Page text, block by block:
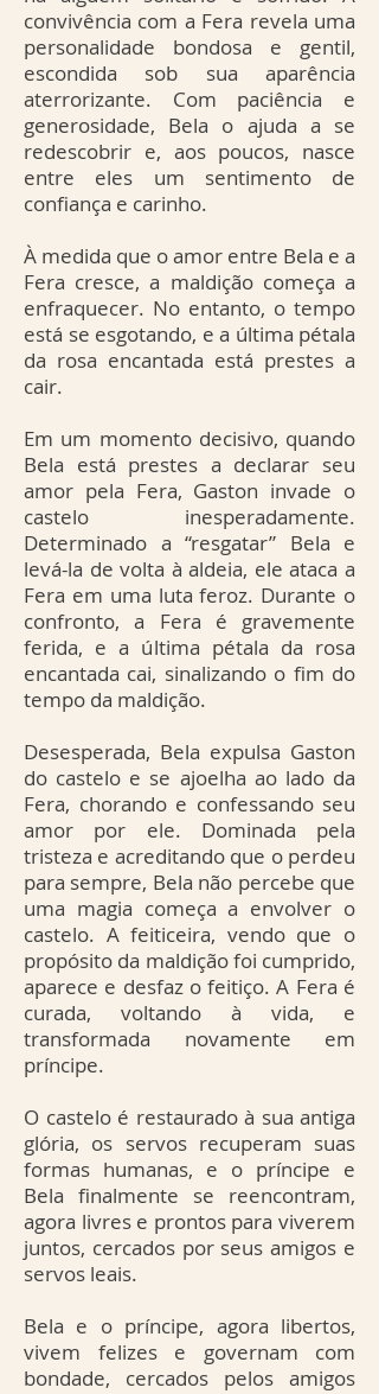
convivência com a Fera revela uma
personalidade bondosa e gentil,
escondida sob sua aparência
aterrorizante. Com paciência e
generosidade, Bela o ajuda a se
redescobrir e, aos poucos, nasce
entre eles um sentimento de
confiança e carinho.
À medida que o amor entre Bela e a
Fera cresce, a maldição começa a
enfraquecer. No entanto, o tempo
está se esgotando, e a última pétala
da rosa encantada está prestes a
cair.
Em um momento decisivo, quando
Bela está prestes a declarar seu
amor pela Fera, Gaston invade o
castelo inesperadamente.
Determinado a “resgatar” Bela e
levá-la de volta à aldeia, ele ataca a
Fera em uma luta feroz. Durante o
confronto, a Fera é gravemente
ferida, e a última pétala da rosa
encantada cai, sinalizando o fim do
tempo da maldição.
Desesperada, Bela expulsa Gaston
do castelo e se ajoelha ao lado da
Fera, chorando e confessando seu
amor por ele. Dominada pela
tristeza e acreditando que o perdeu
para sempre, Bela não percebe que
uma magia começa a envolver o
castelo. A feiticeira, vendo que o
propósito da maldição foi cumprido,
aparece e desfaz o feitiço. A Fera é
curada, voltando à vida, e
transformada novamente em
príncipe.
O castelo é restaurado à sua antiga
glória, os servos recuperam suas
formas humanas, e o príncipe e
Bela finalmente se reencontram,
agora livres e prontos para viverem
juntos, cercados por seus amigos e
servos leais.
Bela e o príncipe, agora libertos,
vivem felizes e governam com
bondade, cercados pelos amigos